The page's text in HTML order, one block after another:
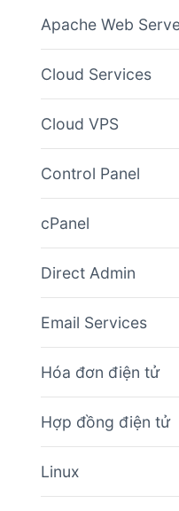
Apache Web
Cloud Services
Cloud VPS
Control Panel
cPanel
Direct Admin
Email Services
Hóa đơn điện tử
Hợp đồng điện tử
Linux